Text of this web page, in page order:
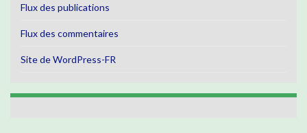
Flux des publications
Flux des commentaires
Site de WordPress-FR